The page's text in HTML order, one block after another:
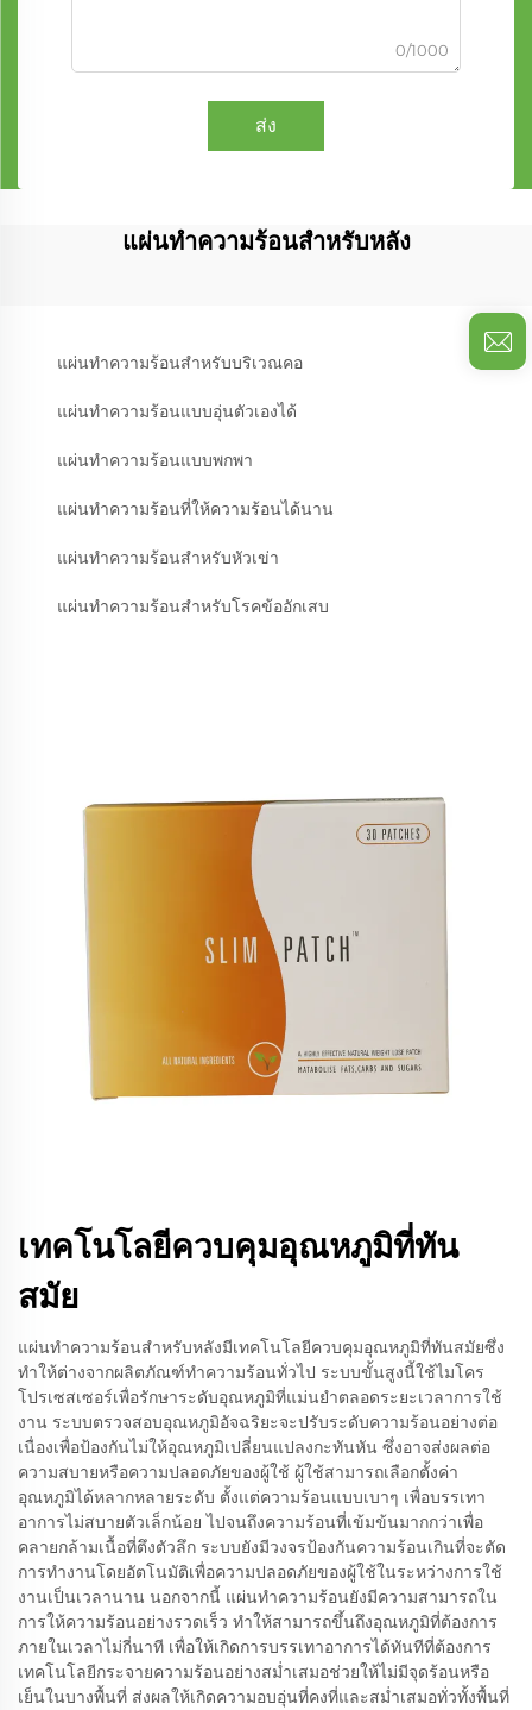
0/1000
ส่ง
แผ่นทำความร้อนสำหรับหลัง
แผ่นทำความร้อนสำหรับบริเวณคอ
แผ่นทำความร้อนแบบอุ่นตัวเองได้
แผ่นทำความร้อนแบบพกพา
แผ่นทำความร้อนที่ให้ความร้อนได้นาน
แผ่นทำความร้อนสำหรับหัวเข่า
แผ่นทำความร้อนสำหรับโรคข้ออักเสบ
เทคโนโลยีควบคุมอุณหภูมิที่ทัน
สมัย
แผ่นทำความร้อนสำหรับหลังมีเทคโนโลยีควบคุมอุณหภูมิที่ทันสมัยซึ่ง
ทำให้ต่างจากผลิตภัณฑ์ทำความร้อนทั่วไป ระบบขั้นสูงนี้ใช้ไมโคร
โปรเซสเซอร์เพื่อรักษาระดับอุณหภูมิที่แม่นยำตลอดระยะเวลาการใช้
งาน ระบบตรวจสอบอุณหภูมิอัจฉริยะจะปรับระดับความร้อนอย่างต่อ
เนื่องเพื่อป้องกันไม่ให้อุณหภูมิเปลี่ยนแปลงกะทันหัน ซึ่งอาจส่งผลต่อ
ความสบายหรือความปลอดภัยของผู้ใช้ ผู้ใช้สามารถเลือกตั้งค่า
อุณหภูมิได้หลากหลายระดับ ตั้งแต่ความร้อนแบบเบาๆ เพื่อบรรเทา
อาการไม่สบายตัวเล็กน้อย ไปจนถึงความร้อนที่เข้มข้นมากกว่าเพื่อ
คลายกล้ามเนื้อที่ตึงตัวลึก ระบบยังมีวงจรป้องกันความร้อนเกินที่จะตัด
การทำงานโดยอัตโนมัติเพื่อความปลอดภัยของผู้ใช้ในระหว่างการใช้
งานเป็นเวลานาน นอกจากนี้ แผ่นทำความร้อนยังมีความสามารถใน
การให้ความร้อนอย่างรวดเร็ว ทำให้สามารถขึ้นถึงอุณหภูมิที่ต้องการ
ภายในเวลาไม่กี่นาที เพื่อให้เกิดการบรรเทาอาการได้ทันทีที่ต้องการ
เทคโนโลยีกระจายความร้อนอย่างสม่ำเสมอช่วยให้ไม่มีจุดร้อนหรือ
เย็นในบางพื้นที่ ส่งผลให้เกิดความอบอุ่นที่คงที่และสม่ำเสมอทั่วทั้งพื้นที่